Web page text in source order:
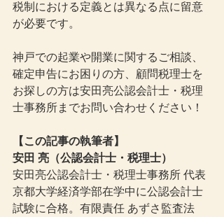
税制における定義とは異なる点に留意
が必要です。
神戸での起業や開業に関するご相談、
確定申告にお困りの方、顧問税理士を
お探しの方は安田亮公認会計士・税理
士事務所までお問い合わせください！
【この記事の執筆者】
安田 亮（公認会計士・税理士）
安田亮公認会計士・税理士事務所 代表
京都大学経済学部在学中に公認会計士
試験に合格。有限責任 あずさ監査法